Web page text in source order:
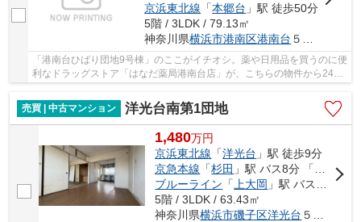
京浜東北線 「本郷台 」駅 徒歩50分
5階 / 3LDK / 79.13㎡
神奈川県横浜市港南区港南台 ５丁目1-9
「港南台ひばり団地9号棟」のここがイチオシ。薬や日用品を買うのに便
利なドラッグストア「はなだ薬局港南台店」が、こちらの物件から242m
のところにあります。中古ながらも綺麗な室内...
売買 | 中古マンション
洋光台南第1団地
1,480万円
京浜東北線 「洋光台 」駅 徒歩9分
京急本線 「杉田 」駅 バス8分 「洋光台駅前」 停歩6分
ブルーライン 「 上大岡 」駅 バス22分 「洋光台駅前」 停歩6分
5階 / 3LDK / 63.43㎡
神奈川県横浜市磯子区洋光台 ５丁目4